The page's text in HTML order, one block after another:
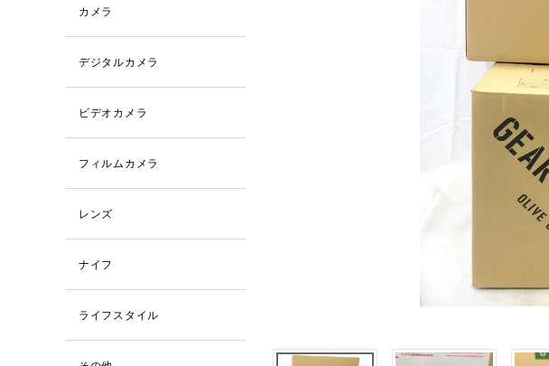
カメラ
デジタルカメラ
ビデオカメラ
フィルムカメラ
レンズ
ナイフ
ライフスタイル